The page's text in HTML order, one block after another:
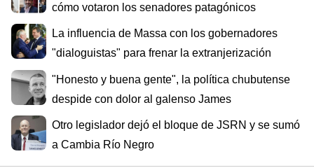
cómo votaron los senadores patagónicos
La influencia de Massa con los gobernadores
"dialoguistas" para frenar la extranjerización
"Honesto y buena gente", la política chubutense
despide con dolor al galenso James
Otro legislador dejó el bloque de JSRN y se sumó
a Cambia Río Negro